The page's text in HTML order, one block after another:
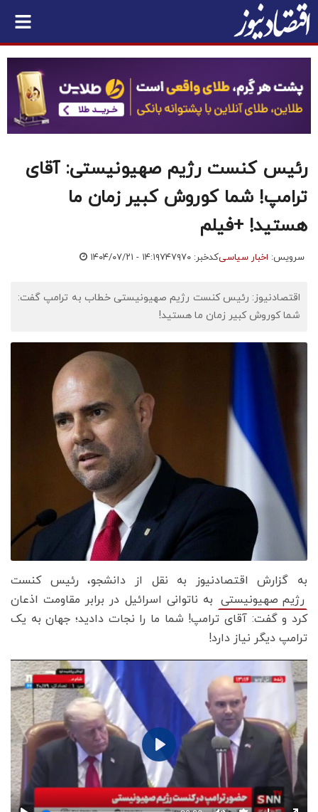
رئیس کنست رژیم صهیونیستی: آقای
ترامپ! شما کوروش کبیر زمان ما
هستید! +فیلم
سرویس: اخبار سیاسیکدخبر: ۷۴۷۹۷۰ ۱۴۰۴/۰۷/۲۱ - ۱۴:۱۹
اقتصادنیوز: رئیس کنست رژیم صهیونیستی خطاب به ترامپ گفت:
شما کوروش کبیر زمان ما هستید!
به گزارش اقتصادنیوز به نقل از دانشجو، رئیس کنست
رژیم صهیونیستی به ناتوانی اسرائیل در برابر مقاومت اذعان
کرد و گفت: آقای ترامپ! شما ما را نجات دادید؛ جهان به یک
ترامپ دیگر نیاز دارد!